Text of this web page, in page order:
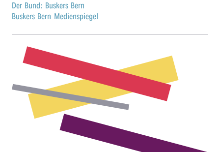
Der Bund: Buskers Bern
Buskers Bern Medienspiegel